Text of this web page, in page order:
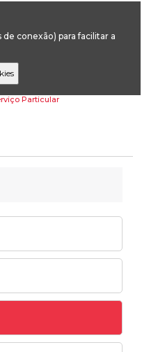
conexão) para facilitar a
Particular